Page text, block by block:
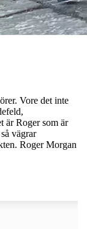
Vore det inte
är Roger som är
vägrar
Roger Morgan